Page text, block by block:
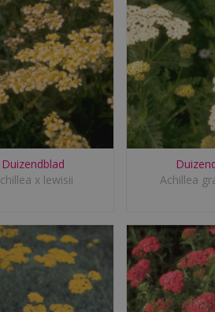
Duizendblad
x lewisii
Achillea